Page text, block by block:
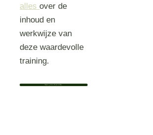
alles over de
inhoud en
werkwijze van
deze waardevolle
training.
Bekijk het profiel van Marieke de Ridder